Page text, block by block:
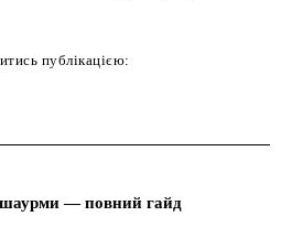
публікацією:
шаурми — повний гайд